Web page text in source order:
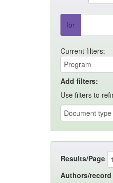
for
Current filters:
Add filters:
Use filters to
Results/Page
Authors/record